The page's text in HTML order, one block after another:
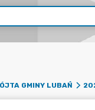
GMINY LUBAŃ